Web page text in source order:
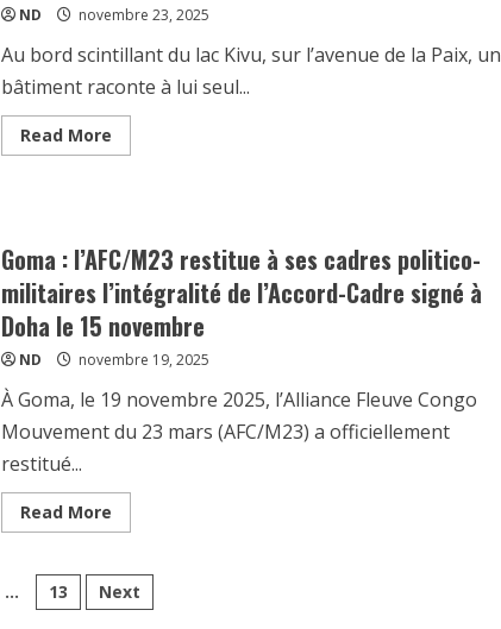
ND novembre 23, 2025
Au bord scintillant du lac Kivu, sur l’avenue de la Paix, un
bâtiment raconte à lui seul...
Read More
Goma : l’AFC/M23 restitue à ses cadres politico-
militaires l’intégralité de l’Accord-Cadre signé à
Doha le 15 novembre
ND novembre 19, 2025
À Goma, le 19 novembre 2025, l’Alliance Fleuve Congo
Mouvement du 23 mars (AFC/M23) a officiellement
restitué...
Read More
… 13 Next